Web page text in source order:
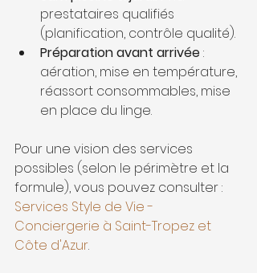
prestataires qualifiés
(planification, contrôle qualité).
Préparation avant arrivée :
aération, mise en température,
réassort consommables, mise
en place du linge.
Pour une vision des services
possibles (selon le périmètre et la
formule), vous pouvez consulter :
Services Style de Vie -
Conciergerie à Saint-Tropez et
Côte d'Azur.